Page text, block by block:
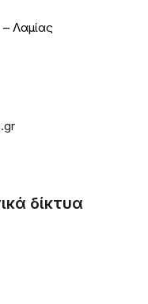
Λαμίας
δίκτυα